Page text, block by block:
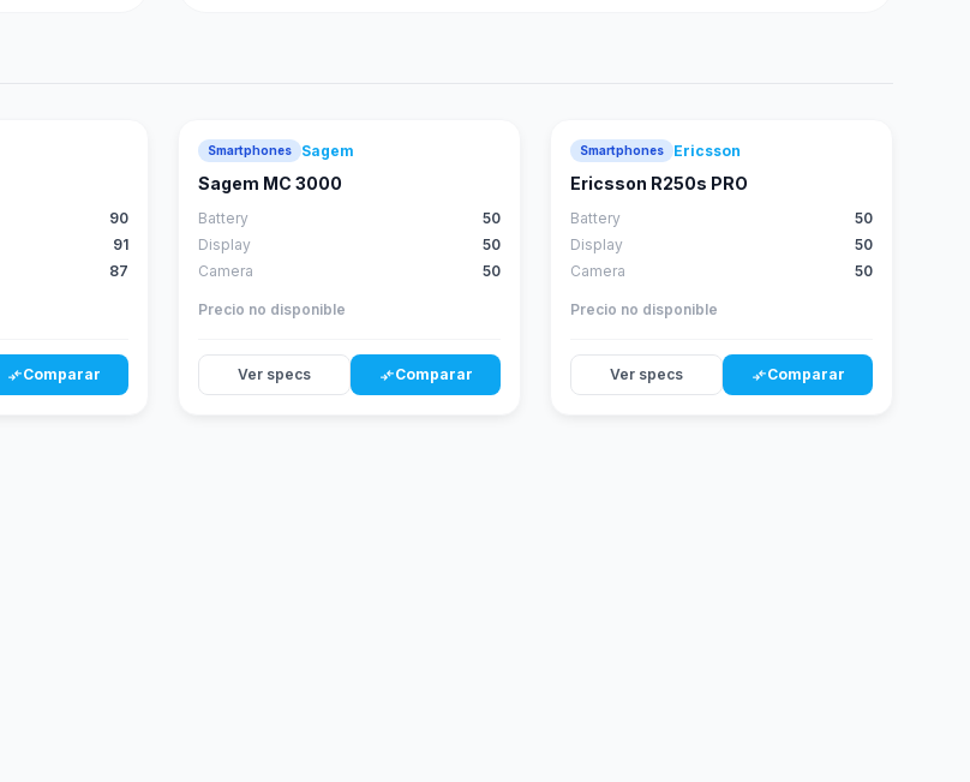
90
91
87
compare_arrowsComparar
Smartphones Sagem
Sagem MC 3000
Battery
50
Display
50
Camera
50
Precio no disponible
Ver specs compare_arrowsComparar
Smartphones Ericsson
Ericsson R250s PRO
Battery
50
Display
50
Camera
50
Precio no disponible
Ver specs compare_arrowsComparar